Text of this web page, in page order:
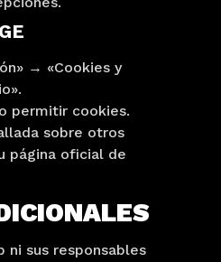
→ «Cookies y
permitir cookies.
sobre otros
página oficial de
ni sus responsables